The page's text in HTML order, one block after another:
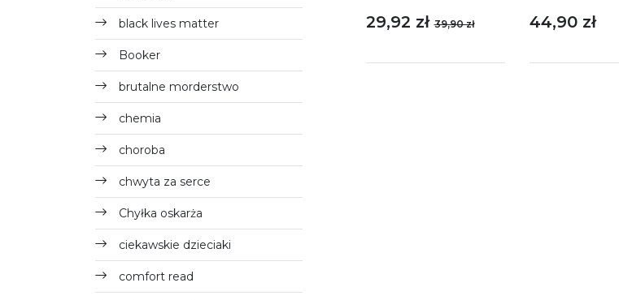
black lives matter
Booker
brutalne morderstwo
chemia
choroba
chwyta za serce
Chyłka oskarża
ciekawskie dzieciaki
comfort read
29,92 zł39,90 zł 44,90 zł